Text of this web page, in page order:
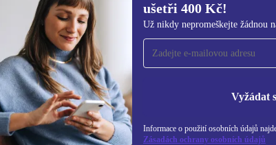
ušetři 400 Kč!
Už nikdy nepromeškejte žádnou
Vyžádat
Informace o použití osobních údajů
Zásadách ochrany osobních údajů
Přihlas se k odběru našich
ušetři 400 Kč!
Už nikdy nepromeškej žádnou nabídku.
REFURBED ČESKO - RETHINK NEW.